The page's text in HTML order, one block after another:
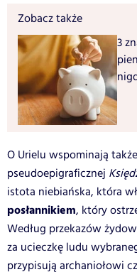
Zobacz także
3
O Urielu wspominają
pseudoepigraficznej
istota niebiańska, która
posłannikiem, który
Według przekazów
za ucieczkę ludu
przypisują archaniołowi